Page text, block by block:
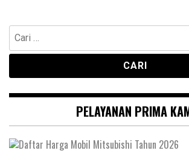
Cari
untuk:
PELAYANAN PRIMA